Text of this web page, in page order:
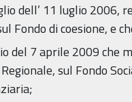
dell’ 11 luglio 2006,
Fondo di coesione, e
del 7 aprile 2009 che
sul Fondo